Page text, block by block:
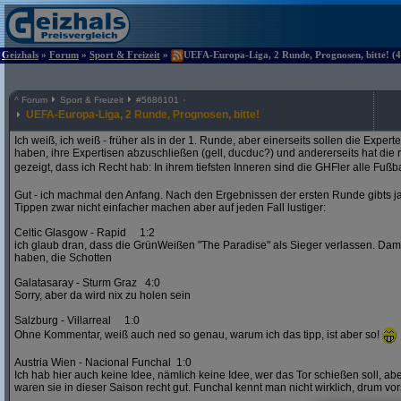
Geizhals » Forum » Sport & Freizeit » UEFA-Europa-Liga, 2 Runde, Prognosen, bitte!
^ Forum Sport & Freizeit #5686101
UEFA-Europa-Liga, 2 Runde, Prognosen, bitte!
Ich weiß, ich weiß - früher als in der 1. Runde, aber einerseits sollen die
haben, ihre Expertisen abzuschließen (gell, ducduc?) und andererseits hat die
gezeigt, dass ich Recht hab: In ihrem tiefsten Inneren sind die GHFler alle
Gut - ich machmal den Anfang. Nach den Ergebnissen der ersten Runde gibts
Tippen zwar nicht einfacher machen aber auf jeden Fall lustiger:
Celtic Glasgow - Rapid 1:2
ich glaub dran, dass die GrünWeißen "The Paradise" als Sieger verlassen.
haben, die Schotten
Galatasaray - Sturm Graz 4:0
Sorry, aber da wird nix zu holen sein
Salzburg - Villarreal 1:0
Ohne Kommentar, weiß auch ned so genau, warum ich das tipp, ist aber so!
Austria Wien - Nacional Funchal 1:0
Ich hab hier auch keine Idee, nämlich keine Idee, wer das Tor schießen soll,
waren sie in dieser Saison recht gut. Funchal kennt man nicht wirklich, drum